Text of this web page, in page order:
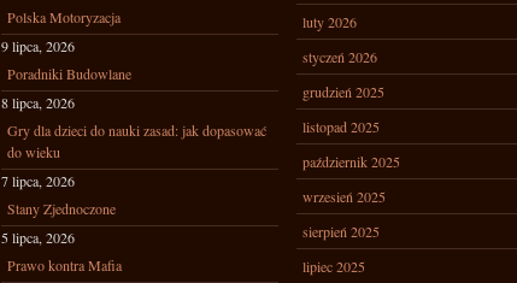
Polska Motoryzacja
9 lipca, 2026
Poradniki Budowlane
8 lipca, 2026
Gry dla dzieci do nauki zasad: jak dopasować
do wieku
7 lipca, 2026
Stany Zjednoczone
5 lipca, 2026
Prawo kontra Mafia
luty 2026
styczeń 2026
grudzień 2025
listopad 2025
październik 2025
wrzesień 2025
sierpień 2025
lipiec 2025